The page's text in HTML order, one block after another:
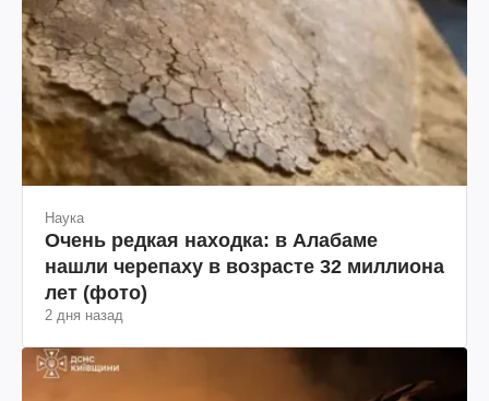
Наука
Очень редкая находка: в Алабаме
нашли черепаху в возрасте 32 миллиона
лет (фото)
2 дня назад